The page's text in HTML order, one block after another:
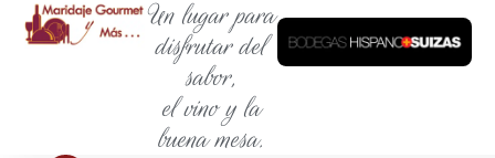
Un lugar para
disfrutar del
sabor,
el vino y la
buena mesa.